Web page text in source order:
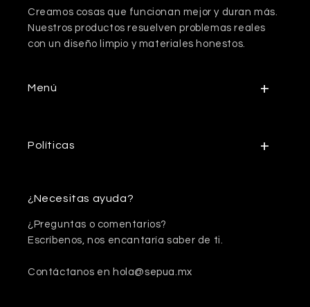
Creamos cosas que funcionan mejor y duran más.
Nuestros productos resuelven problemas reales
con un diseño limpio y materiales honestos.
Menú
Políticas
¿Necesitas ayuda?
¿Preguntas o comentarios?
Escríbenos, nos encantaría saber de ti.
Contáctanos en hola@sepua.mx